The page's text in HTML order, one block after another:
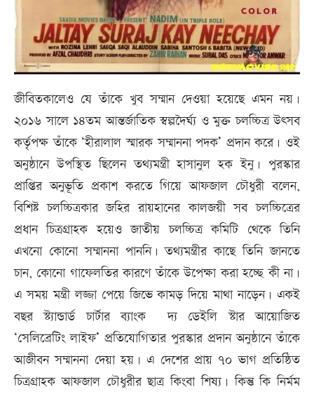
জীবিতকালেও যে তাঁকে খুব সম্মান দেওয়া হয়েছে এমন নয়।
২০১৬ সালে ১৪তম আন্তর্জাতিক স্বল্পদৈর্ঘ্য ও মুক্ত চলচ্চিত্র উৎসব
কর্তৃপক্ষ তাঁকে ‘হীরালাল স্মারক সম্মাননা পদক’ প্রদান করে। ওই
অনুষ্ঠানে উপস্থিত ছিলেন তথ্যমন্ত্রী হাসানুল হক ইনু। পুরস্কার
প্রাপ্তির অনুভূতি প্রকাশ করতে গিয়ে আফজাল চৌধুরী বলেন,
বিশিষ্ট চলচ্চিত্রকার জহির রায়হানের কালজয়ী সব চলচ্চিত্রের
প্রধান চিত্রগ্রাহক হয়েও জাতীয় চলচ্চিত্র কমিটি থেকে তিনি
এখনো কোনো সম্মাননা পাননি। তথ্যমন্ত্রীর কাছে তিনি জানতে
চান, কোনো গাফেলতির কারণে তাঁকে উপেক্ষা করা হচ্ছে কী না।
এ সময় মন্ত্রী লজ্জা পেয়ে জিভে কামড় দিয়ে মাথা নাড়েন। একই
বছর স্ট্যান্ডার্ড চার্টার ব্যাংক দ্য ডেইলি স্টার আয়োজিত
‘সেলিব্রেটিং লাইফ’ প্রতিযোগিতার পুরস্কার প্রদান অনুষ্ঠানে তাঁকে
আজীবন সম্মাননা দেয়া হয়। এ দেশের প্রায় ৭০ ভাগ প্রতিষ্ঠিত
চিত্রগ্রাহক আফজাল চৌধুরীর ছাত্র কিংবা শিষ্য। কিন্তু কি নির্মম